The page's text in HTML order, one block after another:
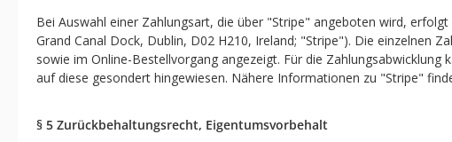
Bei Auswahl einer Zahlungsart, die über "Stripe" angeboten wird,
Grand Canal Dock, Dublin, D02 H210, Ireland; "Stripe"). Die einzelnen
sowie im Online-Bestellvorgang angezeigt. Für die
auf diese gesondert hingewiesen. Nähere Informationen zu "Stripe"
§ 5 Zurückbehaltungsrecht, Eigentumsvorbehalt